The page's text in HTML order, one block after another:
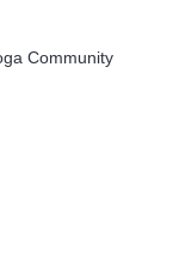
Community